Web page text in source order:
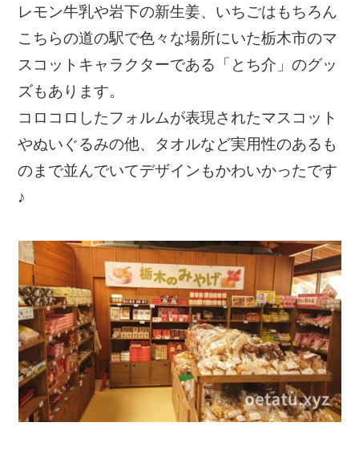
レモン牛乳や岩下の新生姜、いちごはもちろん
こちらの道の駅で色々な場所にいた栃木市のマ
スコットキャラクターである「とち介」のグッ
ズもあります。
コロコロしたフォルムが表現されたマスコット
やぬいぐるみの他、タオルなど実用性のあるも
のまで並んでいてデザインもかわいかったです
♪